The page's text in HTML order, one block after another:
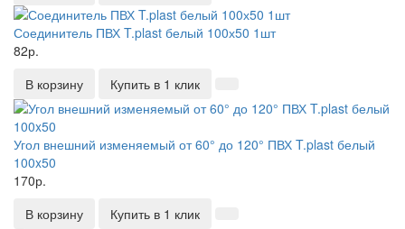
Соединитель ПВХ T.plast белый 100х50 1шт
82р.
В корзину
Купить в 1 клик
Угол внешний изменяемый от 60° до 120° ПВХ T.plast белый
100x50
170р.
В корзину
Купить в 1 клик